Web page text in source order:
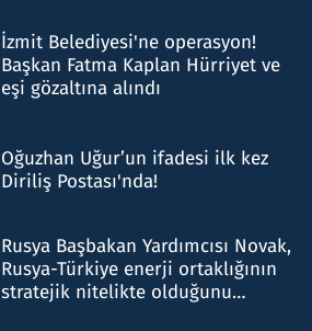
İzmit Belediyesi'ne operasyon!
Başkan Fatma Kaplan Hürriyet ve
eşi gözaltına alındı
Oğuzhan Uğur’un ifadesi ilk kez
Diriliş Postası'nda!
Rusya Başbakan Yardımcısı Novak,
Rusya-Türkiye enerji ortaklığının
stratejik nitelikte olduğunu